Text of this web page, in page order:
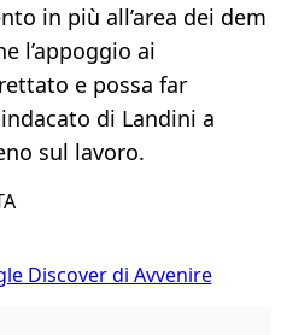
in più all’area dei dem
l’appoggio ai
e possa far
di Landini a
sul lavoro.
Discover di Avvenire